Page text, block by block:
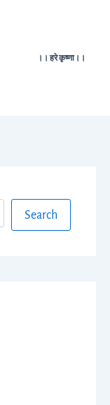
।। हरे कृष्णा।।
Search